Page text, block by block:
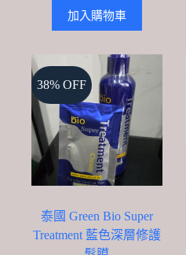
加入購物車
38% OFF
泰國 Green Bio Super
Treatment 藍色深層修護